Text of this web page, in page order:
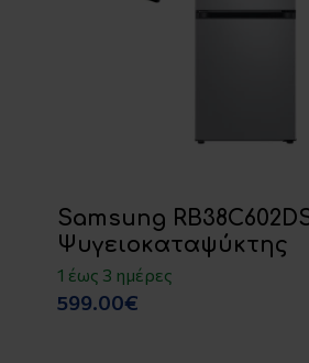
Samsung
Ψυγειοκαταψύκτης
1 έως 3 ημέρες
599.00€